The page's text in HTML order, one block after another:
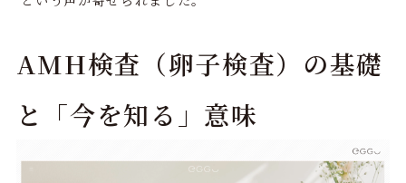
AMH検査（卵子検査）の基礎
と「今を知る」意味